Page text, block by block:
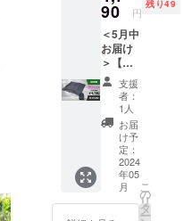
れる可
能性が
ござい
ます。
※仕様・
デザイ
ンに若
干の修
正が入
る場合
がござ
いま
す。
バー＋
収納
ケー
ス）
【限定
15個】
一般販
売予定
価格
5,980円
(税込)
4,190円
(税込・
送料込)
90 円
残り49
＜5月中
お届け
＞【超
早割】
20％OF
XPAND
PACK
自転
車カ
バー ▼
お届け
内容
支援
者：
1人
お届
け予
定：
2024
年05
月
こ
の
リ
タ
ー